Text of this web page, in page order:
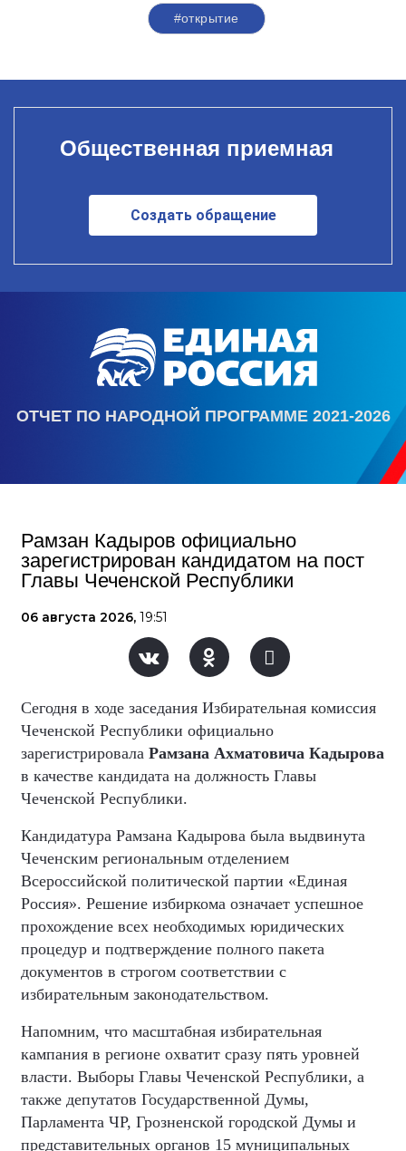
#открытие
Общественная приемная
Создать обращение
ОТЧЕТ ПО НАРОДНОЙ ПРОГРАММЕ 2021-2026
Рамзан Кадыров официально
зарегистрирован кандидатом на пост
Главы Чеченской Республики
06 августа 2026, 19:51
Сегодня в ходе заседания Избирательная комиссия
Чеченской Республики официально
зарегистрировала Рамзана Ахматовича Кадырова
в качестве кандидата на должность Главы
Чеченской Республики.
Кандидатура Рамзана Кадырова была выдвинута
Чеченским региональным отделением
Всероссийской политической партии «Единая
Россия». Решение избиркома означает успешное
прохождение всех необходимых юридических
процедур и подтверждение полного пакета
документов в строгом соответствии с
избирательным законодательством.
Напомним, что масштабная избирательная
кампания в регионе охватит сразу пять уровней
власти. Выборы Главы Чеченской Республики, а
также депутатов Государственной Думы,
Парламента ЧР, Грозненской городской Думы и
представительных органов 15 муниципальных